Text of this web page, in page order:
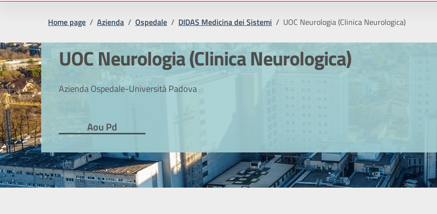
Home page / Azienda / Ospedale / DIDAS Medicina dei Sistemi / UOC Neurologia (Clinica Neurologica)
UOC Neurologia (Clinica Neurologica)
Azienda Ospedale-Università Padova
Aou Pd